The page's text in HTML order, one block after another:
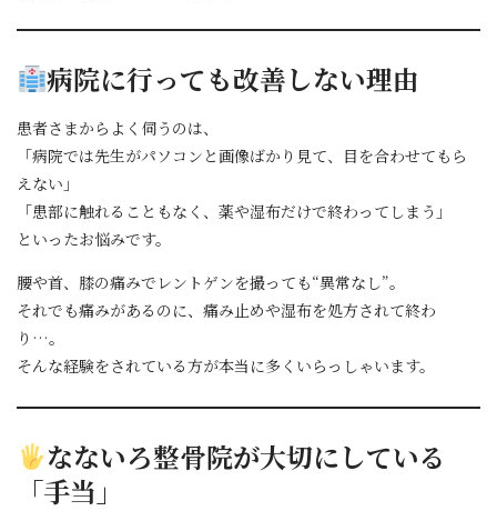
病院に行っても改善しない理由
患者さまからよく伺うのは、
「病院では先生がパソコンと画像ばかり見て、目を合わせてもら
えない」
「患部に触れることもなく、薬や湿布だけで終わってしまう」
といったお悩みです。
腰や首、膝の痛みでレントゲンを撮っても“異常なし”。
それでも痛みがあるのに、痛み止めや湿布を処方されて終わ
り…。
そんな経験をされている方が本当に多くいらっしゃいます。
なないろ整骨院が大切にしている
「手当」